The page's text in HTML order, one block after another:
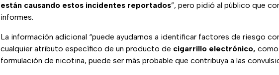
están causando estos incidentes reportados”, pero pidió al público que
informes.
La información adicional “puede ayudarnos a identificar factores de riesgo
cualquier atributo específico de un producto de cigarrillo electrónico,
formulación de nicotina, puede ser más probable que contribuya a las